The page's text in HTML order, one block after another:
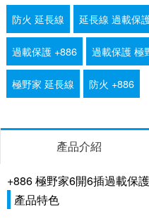
防火 延長線
延長線 過載保
過載保護 +886 過載保護 極
極野家 延長線 防火 +886
產品介紹
+886 極野家6開6插過載保
產品特色